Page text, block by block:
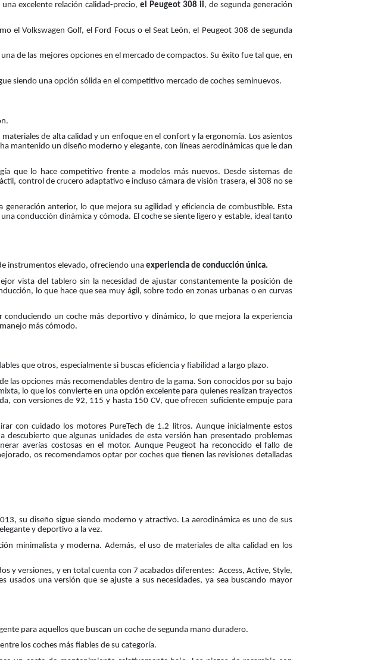
excelente relación calidad-precio, el Peugeot 308 ii, de segunda generación
el Volkswagen Golf, el Ford Focus o el Seat León, el Peugeot 308 de segunda
de las mejores opciones en el mercado de compactos. Su éxito fue tal que, en
siendo una opción sólida en el competitivo mercado de coches seminuevos.
de alta calidad y un enfoque en el confort y la ergonomía. Los asientos
mantenido un diseño moderno y elegante, con líneas aerodinámicas que le dan
que lo hace competitivo frente a modelos más nuevos. Desde sistemas de
control de crucero adaptativo e incluso cámara de visión trasera, el 308 no se
anterior, lo que mejora su agilidad y eficiencia de combustible. Esta
conducción dinámica y cómoda. El coche se siente ligero y estable, ideal tanto
instrumentos elevado, ofreciendo una experiencia de conducción única.
vista del tablero sin la necesidad de ajustar constantemente la posición de
lo que hace que sea muy ágil, sobre todo en zonas urbanas o en curvas
conduciendo un coche más deportivo y dinámico, lo que mejora la experiencia
más cómodo.
que otros, especialmente si buscas eficiencia y fiabilidad a largo plazo.
las opciones más recomendables dentro de la gama. Son conocidos por su bajo
lo que los convierte en una opción excelente para quienes realizan trayectos
con versiones de 92, 115 y hasta 150 CV, que ofrecen suficiente empuje para
con cuidado los motores PureTech de 1.2 litros. Aunque inicialmente estos
que algunas unidades de esta versión han presentado problemas
averías costosas en el motor. Aunque Peugeot ha reconocido el fallo de
os recomendamos optar por coches que tienen las revisiones detalladas
su diseño sigue siendo moderno y atractivo. La aerodinámica es uno de sus
y deportivo a la vez.
minimalista y moderna. Además, el uso de materiales de alta calidad en los
y versiones, y en total cuenta con 7 acabados diferentes: Access, Active, Style,
una versión que se ajuste a sus necesidades, ya sea buscando mayor
para aquellos que buscan un coche de segunda mano duradero.
los coches más fiables de su categoría.